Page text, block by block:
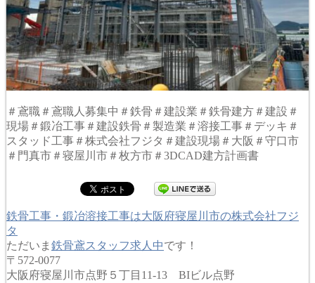
＃鳶職＃鳶職人募集中＃鉄骨＃建設業＃鉄骨建方＃建設＃
現場＃鍛冶工事＃建設鉄骨＃製造業＃溶接工事＃デッキ＃
スタッド工事＃株式会社フジタ＃建設現場＃大阪＃守口市
＃門真市＃寝屋川市＃枚方市＃3DCAD建方計画書
鉄骨工事・鍛冶溶接工事は大阪府寝屋川市の株式会社フジ
タ
ただいま 鉄骨鳶スタッフ求人中です！
〒572-0077
大阪府寝屋川市点野５丁目11-13 BIビル点野